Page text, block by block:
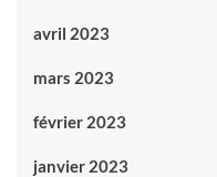
avril 2023
mars 2023
février 2023
janvier 2023